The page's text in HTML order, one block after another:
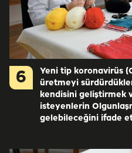
6
Yeni tip koronavirüs
üretmeyi
kendisini geliştirmek
isteyenlerin
gelebileceğini ifade